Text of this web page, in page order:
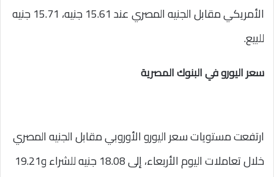
الأمريكي مقابل الجنيه المصري عند 15.61 جنيه، 15.71 جنيه
للبيع.
سعر اليورو في البنوك المصرية
ارتفعت مستويات سعر اليورو الأوروبي مقابل الجنيه المصري
خلال تعاملات اليوم الأربعاء، إلى 18.08 جنيه للشراء و19.21